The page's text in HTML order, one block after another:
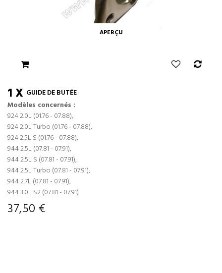
APERÇU
1 X GUIDE DE BUTÉE
Modèles concernés :
924 2.0L (01.76 - 07.88),
924 2.0L Turbo (01.76 - 07.88),
924 2.5L S (01.76 - 07.88),
944 2.5L (07.81 - 07.91),
944 2.5L S (07.81 - 07.91),
944 2.5L Turbo (07.81 - 07.91),
944 2.7L (07.81 - 07.91),
944 3.0L S2 (07.81 - 07.91)
37,50 €